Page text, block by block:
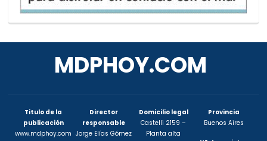
MDPHOY.COM
Titulo de la
publicación
www.mdphoy.com
Director
responsable
Jorge Elías Gómez
Domicilio legal
Castelli 2159 –
Planta alta
Provincia
Buenos Aires